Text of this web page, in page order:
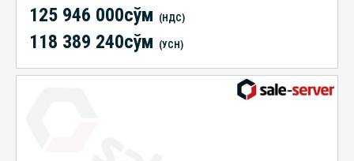
125 946 000сўм (НДС)
118 389 240сўм (УСН)